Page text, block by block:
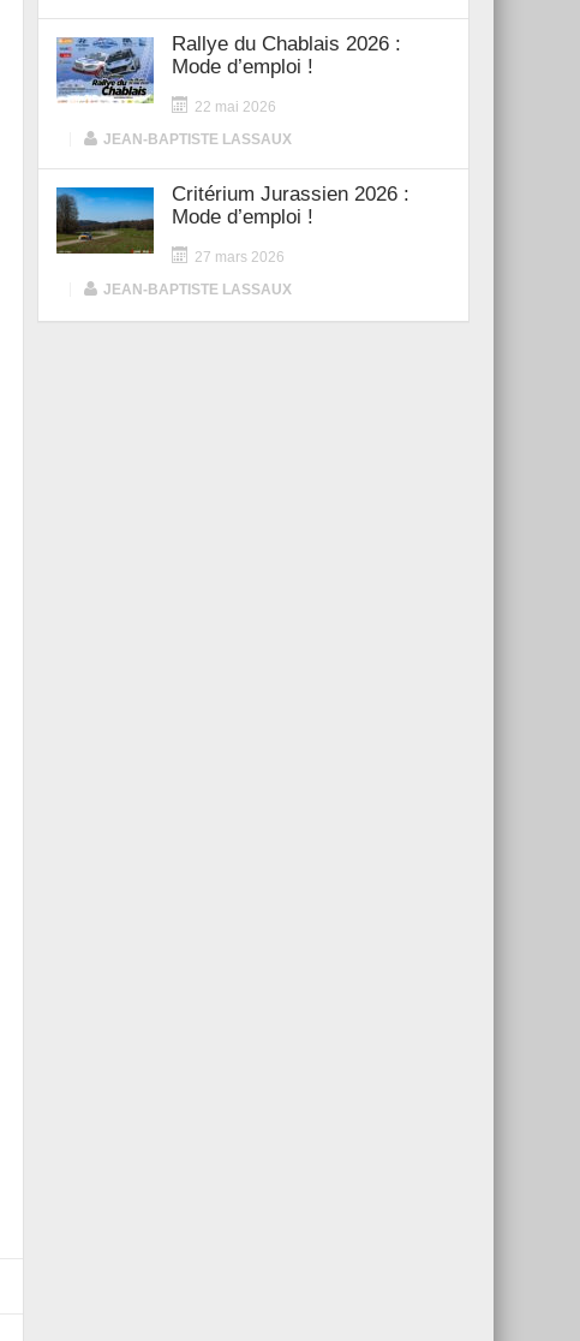
Rallye du Chablais 2026 :
Mode d’emploi !
22 mai 2026
JEAN-BAPTISTE LASSAUX
Critérium Jurassien 2026 :
Mode d’emploi !
27 mars 2026
JEAN-BAPTISTE LASSAUX